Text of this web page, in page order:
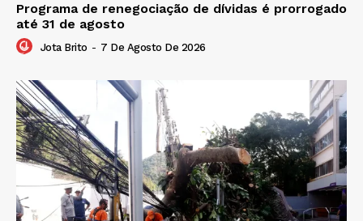
Programa de renegociação de dívidas é prorrogado
até 31 de agosto
Jota Brito - 7 De Agosto De 2026